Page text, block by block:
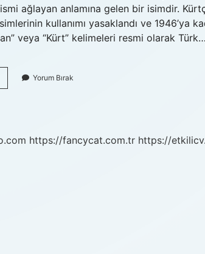
ağlayan anlamına gelen bir isimdir.
kullanımı yasaklandı ve 1946’ya
veya “Kürt” kelimeleri resmi olarak
Yorum Bırak
https://fancycat.com.tr https://